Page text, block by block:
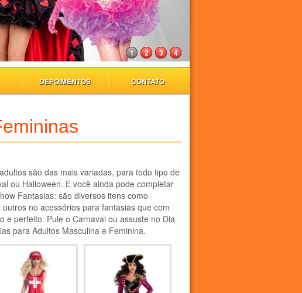
1 2 3 4
DEPOIMENTOS CONTATO
são das mais variadas, para todo tipo de
ou Halloween. E você ainda pode completar
Fantasias: são diversos itens como
no acessórios para fantasias que com
e perfeito. Pule o Carnaval ou assuste no Dia
para Adultos Masculina e Feminina.